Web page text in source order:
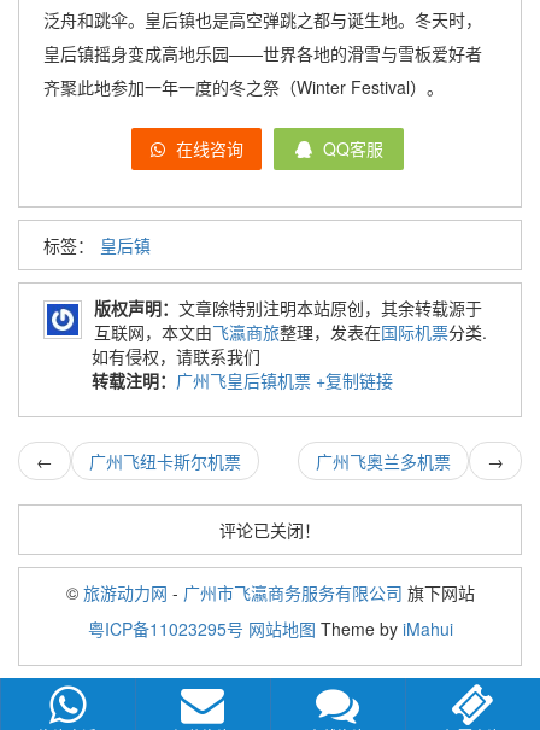
泛舟和跳伞。皇后镇也是高空弹跳之都与诞生地。冬天时，
皇后镇摇身变成高地乐园——世界各地的滑雪与雪板爱好者
齐聚此地参加一年一度的冬之祭（Winter Festival）。
在线咨询 QQ客服
标签： 皇后镇
版权声明： 文章除特别注明本站原创，其余转载源于
互联网，本文由飞瀛商旅整理，发表在国际机票分类.
如有侵权，请联系我们
转载注明： 广州飞皇后镇机票 +复制链接
← 广州飞纽卡斯尔机票 →
广州飞奥兰多机票
评论已关闭！
© 旅游动力网 - 广州市飞瀛商务服务有限公司 旗下网站
粤ICP备11023295号 网站地图 Theme by iMahui